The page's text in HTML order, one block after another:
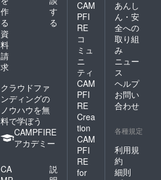
作
る
す
る
資
料
請
求
クラウドファ
ンディングの
ノウハウを無
料で学ぼう
CAMPFIRE
アカデミー
CA
説
CAM
PFI
RE
コ
ミュ
ニ
ティ
CAM
PFI
RE
Crea
tion
CAM
PFI
RE
for
あんし
ん・安
全への
取り組
み
ニュー
ス
ヘルプ
お問い
合わせ
各種規定
利用規
約
細則